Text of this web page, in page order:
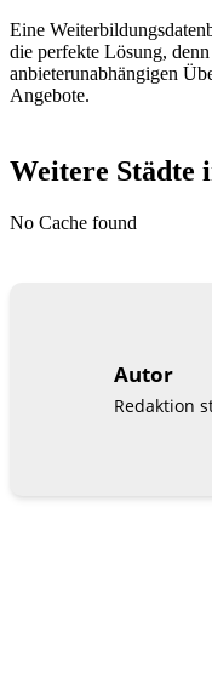
Eine
die perfekte Lösung,
anbieterunabhängigen
Angebote.
Weitere Städte
No Cache found
Autor
Redaktion